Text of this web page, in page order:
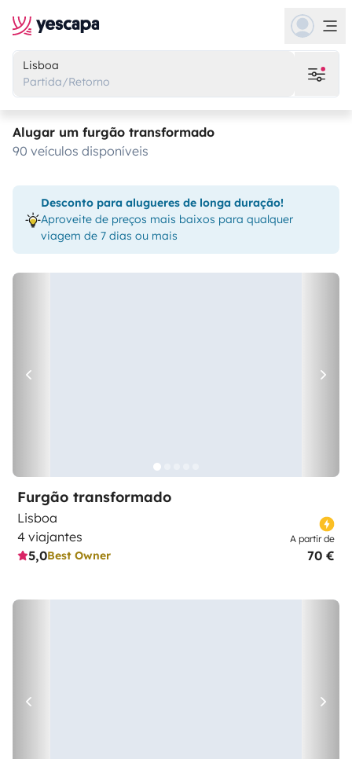
Lisboa
Partida/Retorno
Alugar um furgão transformado
90 veículos disponíveis
Desconto para alugueres de longa duração!
Aproveite de preços mais baixos para qualquer
viagem de 7 dias ou mais
Furgão transformado
Lisboa
4 viajantes
5,0Best Owner
A partir de
70 €